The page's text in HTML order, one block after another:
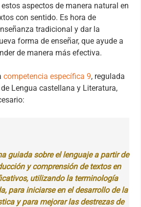
aspectos de manera natural en
con sentido. Es hora de
tradicional y dar la
forma de enseñar, que ayude a
de manera más efectiva.
competencia específica 9, regulada
Lengua castellana y Literatura,
guiada sobre el lenguaje a partir de
y comprensión de textos en
utilizando la terminología
para iniciarse en el desarrollo de la
y para mejorar las destrezas de